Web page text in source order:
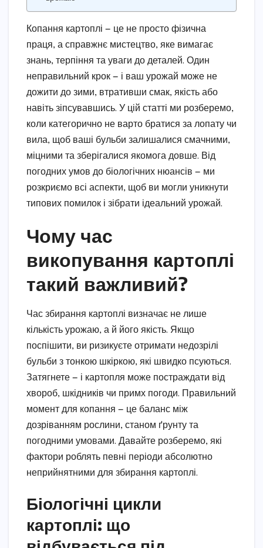
Копання картоплі — це не просто фізична
праця, а справжнє мистецтво, яке вимагає
знань, терпіння та уваги до деталей. Один
неправильний крок — і ваш урожай може не
дожити до зими, втративши смак, якість або
навіть зіпсувавшись. У цій статті ми розберемо,
коли категорично не варто братися за лопату чи
вила, щоб ваші бульби залишалися смачними,
міцними та зберігалися якомога довше. Від
погодних умов до біологічних нюансів — ми
розкриємо всі аспекти, щоб ви могли уникнути
типових помилок і зібрати ідеальний урожай.
Чому час
викопування картоплі
такий важливий?
Час збирання картоплі визначає не лише
кількість урожаю, а й його якість. Якщо
поспішити, ви ризикуєте отримати недозрілі
бульби з тонкою шкіркою, які швидко псуються.
Затягнете — і картопля може постраждати від
хвороб, шкідників чи примх погоди. Правильний
момент для копання — це баланс між
дозріванням рослини, станом ґрунту та
погодними умовами. Давайте розберемо, які
фактори роблять певні періоди абсолютно
неприйнятними для збирання картоплі.
Біологічні цикли
картоплі: що